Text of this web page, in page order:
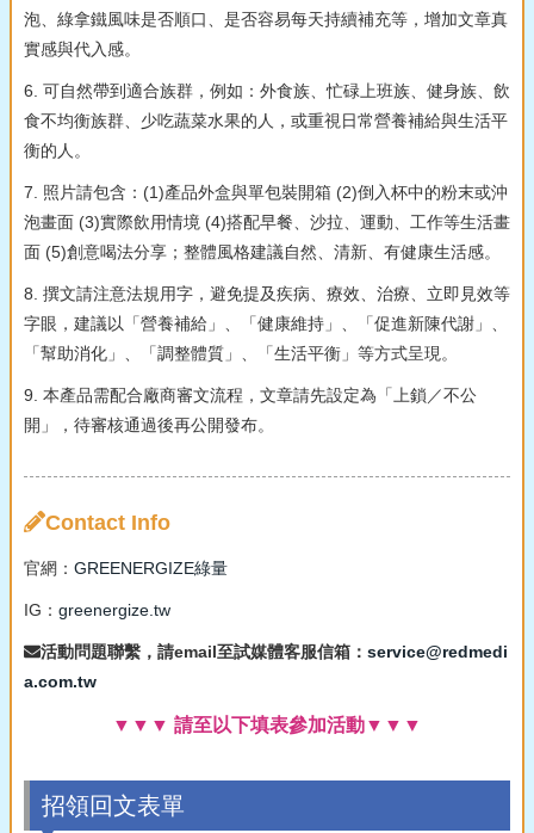
泡、綠拿鐵風味是否順口、是否容易每天持續補充等，增加文章真
實感與代入感。
6. 可自然帶到適合族群，例如：外食族、忙碌上班族、健身族、飲
食不均衡族群、少吃蔬菜水果的人，或重視日常營養補給與生活平
衡的人。
7. 照片請包含：(1)產品外盒與單包裝開箱 (2)倒入杯中的粉末或沖
泡畫面 (3)實際飲用情境 (4)搭配早餐、沙拉、運動、工作等生活畫
面 (5)創意喝法分享；整體風格建議自然、清新、有健康生活感。
8. 撰文請注意法規用字，避免提及疾病、療效、治療、立即見效等
字眼，建議以「營養補給」、「健康維持」、「促進新陳代謝」、
「幫助消化」、「調整體質」、「生活平衡」等方式呈現。
9. 本產品需配合廠商審文流程，文章請先設定為「上鎖／不公
開」，待審核通過後再公開發布。
Contact Info
官網： GREENERGIZE綠量
IG： greenergize.tw
活動問題聯繫，請email至試媒體客服信箱： service@redmedi
a.com.tw
▼▼▼ 請至以下填表參加活動▼▼▼
招領回文表單